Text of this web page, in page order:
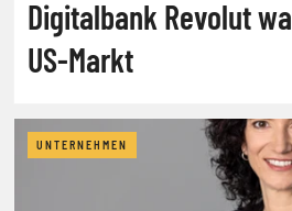
Digitalbank Revolut
US-Markt
UNTERNEHMEN